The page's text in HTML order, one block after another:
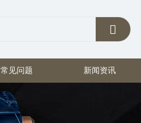
常见问题 新闻资讯